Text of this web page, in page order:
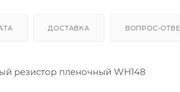
ДОСТАВКА ВОПРОС-
резистор пленочный WH148